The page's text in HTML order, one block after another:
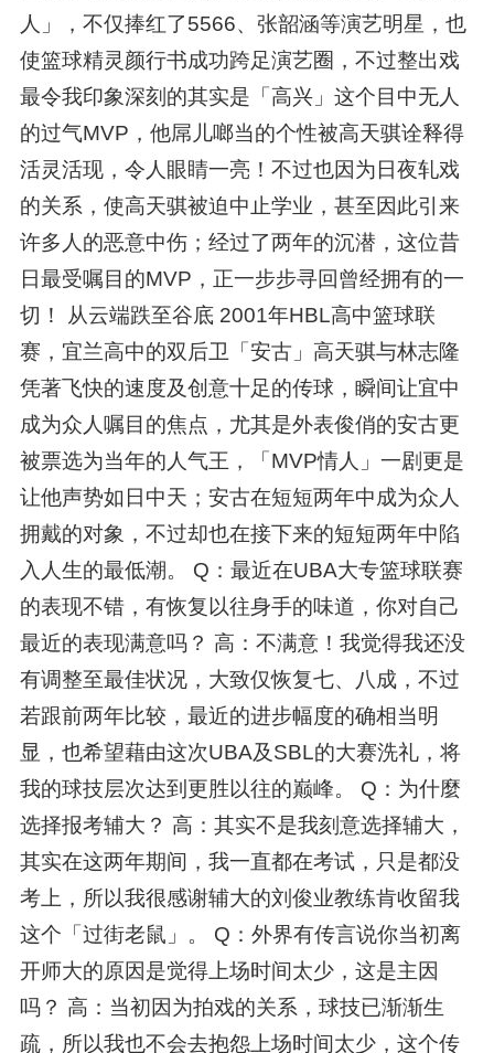
人」，不仅捧红了5566、张韶涵等演艺明星，也
使篮球精灵颜行书成功跨足演艺圈，不过整出戏
最令我印象深刻的其实是「高兴」这个目中无人
的过气MVP，他屌儿啷当的个性被高天骐诠释得
活灵活现，令人眼睛一亮！不过也因为日夜轧戏
的关系，使高天骐被迫中止学业，甚至因此引来
许多人的恶意中伤；经过了两年的沉潜，这位昔
日最受嘱目的MVP，正一步步寻回曾经拥有的一
切！ 从云端跌至谷底 2001年HBL高中篮球联
赛，宜兰高中的双后卫「安古」高天骐与林志隆
凭著飞快的速度及创意十足的传球，瞬间让宜中
成为众人嘱目的焦点，尤其是外表俊俏的安古更
被票选为当年的人气王，「MVP情人」一剧更是
让他声势如日中天；安古在短短两年中成为众人
拥戴的对象，不过却也在接下来的短短两年中陷
入人生的最低潮。 Q：最近在UBA大专篮球联赛
的表现不错，有恢复以往身手的味道，你对自己
最近的表现满意吗？ 高：不满意！我觉得我还没
有调整至最佳状况，大致仅恢复七、八成，不过
若跟前两年比较，最近的进步幅度的确相当明
显，也希望藉由这次UBA及SBL的大赛洗礼，将
我的球技层次达到更胜以往的巅峰。 Q：为什麼
选择报考辅大？ 高：其实不是我刻意选择辅大，
其实在这两年期间，我一直都在考试，只是都没
考上，所以我很感谢辅大的刘俊业教练肯收留我
这个「过街老鼠」。 Q：外界有传言说你当初离
开师大的原因是觉得上场时间太少，这是主因
吗？ 高：当初因为拍戏的关系，球技已渐渐生
疏，所以我也不会去抱怨上场时间太少，这个传